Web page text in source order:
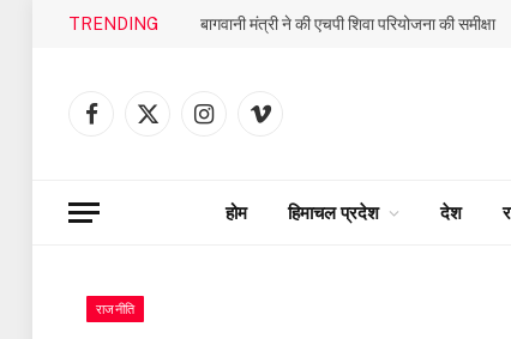
TRENDING बागवानी मंत्री ने की एचपी शिवा परियोजना की समीक्षा
Facebook
X
InstagramVimeo
होम हिमाचल प्रदेश देश
राजनीति